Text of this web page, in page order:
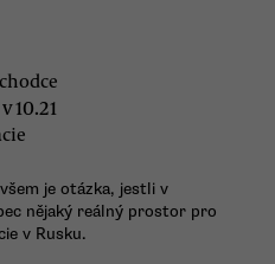
10.21
je otázka, jestli v
nějaký reálný prostor pro
v Rusku.